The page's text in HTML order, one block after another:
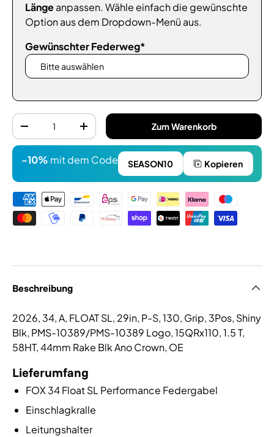
Längeanpassen. Wähle einfach die gewünschte
Option aus dem Dropdown-Menü aus.
Gewünschter Federweg*
Anzahl
-
+ Zum Warenkorb
-10% mit dem Code SEASON10 Kopieren
Zahlungsmethoden
Beschreibung
2026, 34, A, FLOAT SL, 29in, P-S, 130, Grip, 3Pos, Shiny
Blk, PMS-10389/PMS-10389 Logo, 15QRx110, 1.5 T,
58HT, 44mm Rake Blk Ano Crown, OE
Lieferumfang
FOX 34 Float SL Performance Federgabel
Einschlagkralle
Leitungshalter